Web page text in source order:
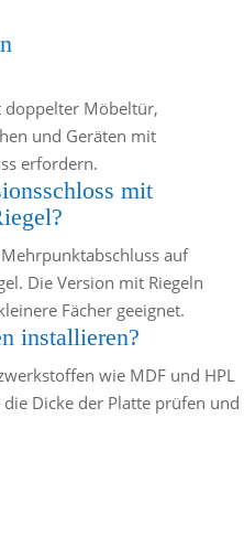
doppelter Möbeltür,
und Geräten mit
erfordern.
mit
auf
Die Version mit Riegeln
Fächer geeignet.
installieren?
wie MDF und HPL
Dicke der Platte prüfen und